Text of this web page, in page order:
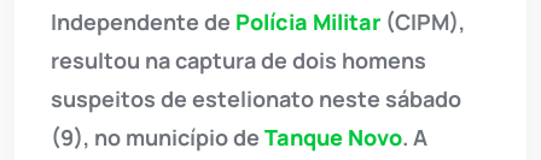
Independente de Polícia Militar (CIPM),
resultou na captura de dois homens
suspeitos de estelionato neste sábado
(9), no município de Tanque Novo. A